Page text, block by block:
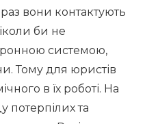
вони контактують
би не
системою,
Тому для юристів
в їх роботі. На
потерпілих та